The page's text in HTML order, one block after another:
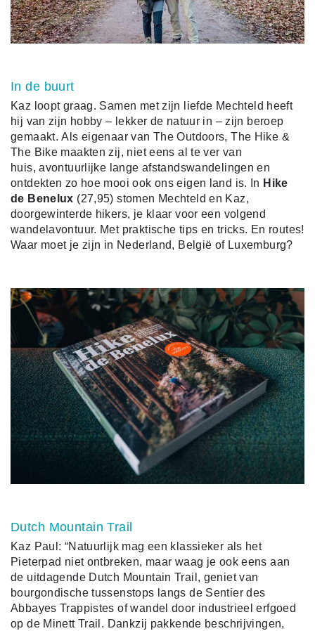
In de buurt
Kaz loopt graag. Samen met zijn liefde Mechteld heeft
hij van zijn hobby – lekker de natuur in – zijn beroep
gemaakt.Als eigenaar van The Outdoors, The Hike &
The Bike maakten zij, niet eens al te ver van
huis,avontuurlijke lange afstandswandelingen en
ontdekten zo hoe mooi ook ons eigen land is.
In Hike
de Benelux (27,95) stomen Mechteld en Kaz,
doorgewinterde hikers, je klaar voor een volgend
wandelavontuur. Met praktische tips en tricks. En routes!
Waar moet je zijn in Nederland, België of Luxemburg?
Dutch Mountain Trail
Kaz Paul: “Natuurlijk mag een klassieker als het
Pieterpad niet ontbreken, maar waag je ook eens aan
de uitdagende Dutch Mountain Trail, geniet van
bourgondische tussenstops langs de Sentier des
Abbayes Trappistes of wandel door industrieel erfgoed
op de Minett Trail. Dankzij pakkende beschrijvingen,